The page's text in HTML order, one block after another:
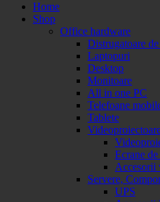
Home
Shop
Office hardware
Distrugatoare
Laptopuri
Desktop
Monitoare
All in one PC
Telefoane
Tablete
Ecrane
Accesorii
Servere,
UPS